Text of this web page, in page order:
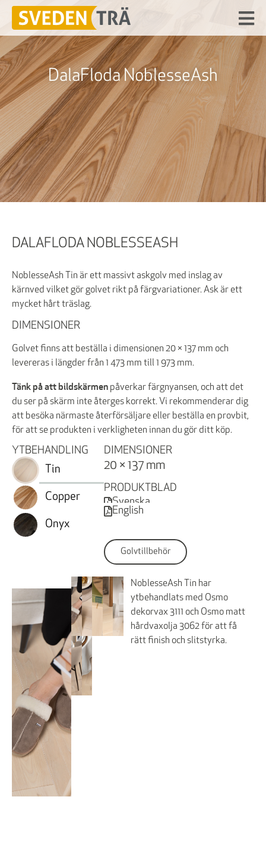
DalaFloda NoblesseAsh
DALAFLODA NOBLESSEASH
NoblesseAsh Tin är ett massivt askgolv med inslag av
kärnved vilket gör golvet rikt på färgvariationer. Ask är ett
mycket hårt träslag.
DIMENSIONER
Golvet finns att beställa i dimensionen 20 × 137 mm och
levereras i längder från 1 473 mm till 1 973 mm.
Tänk på att bildskärmen påverkar färgnyansen, och att det
du ser på skärm inte återges korrekt. Vi rekommenderar dig
att besöka närmaste återförsäljare eller beställa en provbit,
för att se produkten i verkligheten innan du gör ditt köp.
YTBEHANDLING
Tin
Copper
Onyx
DIMENSIONER
20 × 137 mm
PRODUKTBLAD
Svenska
English
Golvtillbehör
NoblesseAsh Tin har
ytbehandlats med Osmo
dekorvax 3111 och Osmo matt
hårdvaxolja 3062 för att få
rätt finish och slitstyrka.